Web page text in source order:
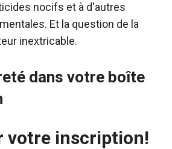
nocifs et à d'autres
Et la question de la
inextricable.
dans votre boîte
votre inscription!